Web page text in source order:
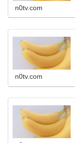
n0tv.com
n0tv.com